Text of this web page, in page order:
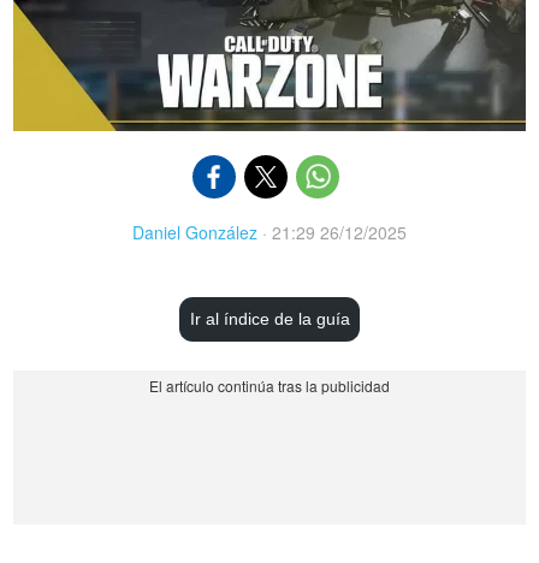
Daniel González · 21:29 26/12/2025
Ir al índice de la guía